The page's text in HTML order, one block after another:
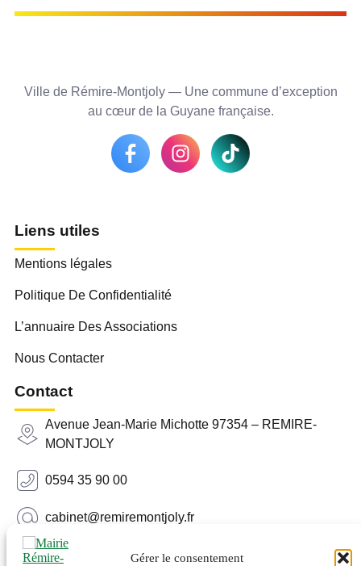
Gérer le consentement
Ville de Rémire-Montjoly — Une commune d’exception
au cœur de la Guyane française.
Liens utiles
Mentions légales
Politique De Confidentialité
L’annuaire Des Associations
Nous Contacter
Contact
Avenue Jean-Marie Michotte 97354 – REMIRE-
MONTJOLY
0594 35 90 00
cabinet@remiremontjoly.fr
Newsletter